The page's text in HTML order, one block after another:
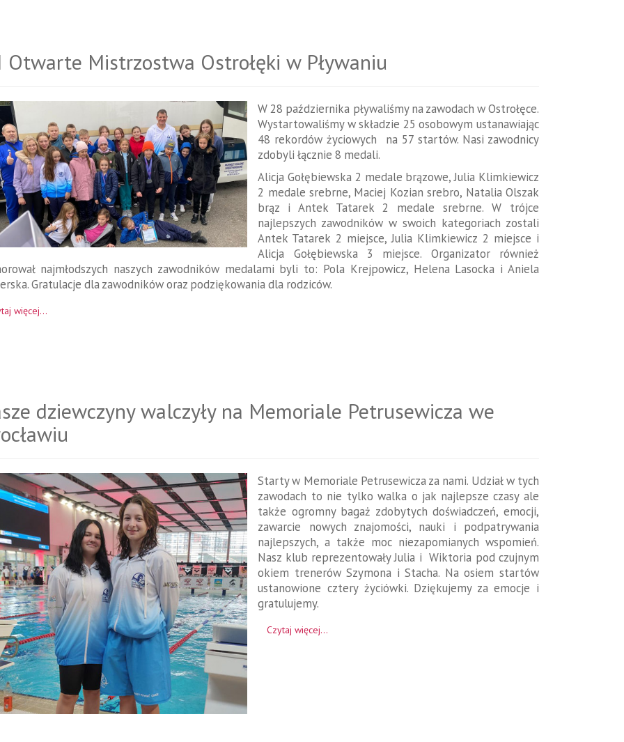
Otwarte Mistrzostwa Ostrołęki w Pływaniu
W 28 października pływaliśmy na zawodach w Ostrołęce.
Wystartowaliśmy w składzie 25 osobowym ustanawiając
48 rekordów życiowych na 57 startów. Nasi zawodnicy
zdobyli łącznie 8 medali.
Alicja Gołębiewska 2 medale brązowe, Julia Klimkiewicz
2 medale srebrne, Maciej Kozian srebro, Natalia Olszak
brąz i Antek Tatarek 2 medale srebrne. W trójce
najlepszych zawodników w swoich kategoriach zostali
Antek Tatarek 2 miejsce, Julia Klimkiewicz 2 miejsce i
Alicja Gołębiewska 3 miejsce. Organizator również
najmłodszych naszych zawodników medalami byli to: Pola Krejpowicz, Helena Lasocka i Aniela
Gratulacje dla zawodników oraz podziękowania dla rodziców.
więcej...
dziewczyny walczyły na Memoriale Petrusewicza we
Starty w Memoriale Petrusewicza za nami. Udział w tych
zawodach to nie tylko walka o jak najlepsze czasy ale
także ogromny bagaż zdobytych doświadczeń, emocji,
zawarcie nowych znajomości, nauki i podpatrywania
najlepszych, a także moc niezapomianych wspomień.
Nasz klub reprezentowały Julia i Wiktoria pod czujnym
okiem trenerów Szymona i Stacha. Na osiem startów
ustanowione cztery życiówki. Dziękujemy za emocje i
gratulujemy.
Czytaj więcej...